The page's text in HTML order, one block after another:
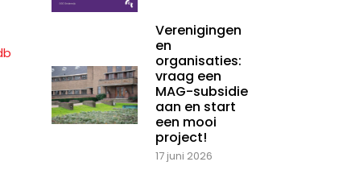
Verenigingen
en
organisaties:
vraag een
MAG-subsidie
aan en start
een mooi
project!
17 juni 2026